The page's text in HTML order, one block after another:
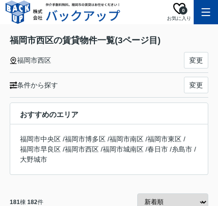
お気に入り
0
福岡市西区の賃貸物件一覧(3ページ目)
福岡市西区 変更
条件から探す 変更
おすすめのエリア
福岡市中央区 /福岡市博多区 /福岡市南区 /福岡市東区 /
福岡市早良区 /福岡市西区 /福岡市城南区 /春日市 /糸島市 /
大野城市
181棟 182件